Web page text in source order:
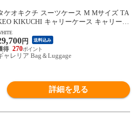
ケオキクチ スーツケース M Mサイズ TA
KIKUCHI キャリーケース キャリーバ
グ 軽量 軽い 拡張機能付き 拡張 ストッ
ー ストッパー付き TSA TSAロック ハー
静音キャスター 静音 キャスター ビジネ
SKYSCAPE SSC002
円 送料込み
270
ャレリア Bag＆Luggage
詳細を見る